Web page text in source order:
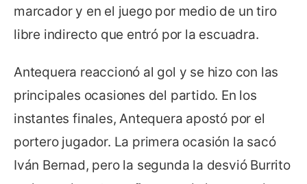
marcador y en el juego por medio de un tiro
libre indirecto que entró por la escuadra.
Antequera reaccionó al gol y se hizo con las
principales ocasiones del partido. En los
instantes finales, Antequera apostó por el
portero jugador. La primera ocasión la sacó
Iván Bernad, pero la segunda la desvió Burrito